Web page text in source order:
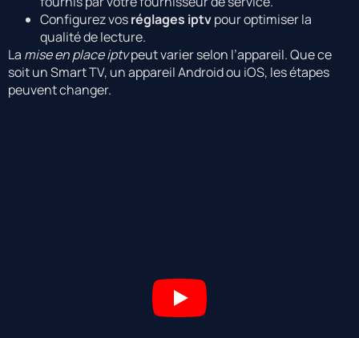
Configurez vosréglages iptvpour optimiser la
qualité de lecture.
La mise en place iptvpeut varier selon l’appareil. Que ce
soit un Smart TV, un appareil Android ou iOS, les étapes
peuvent changer.